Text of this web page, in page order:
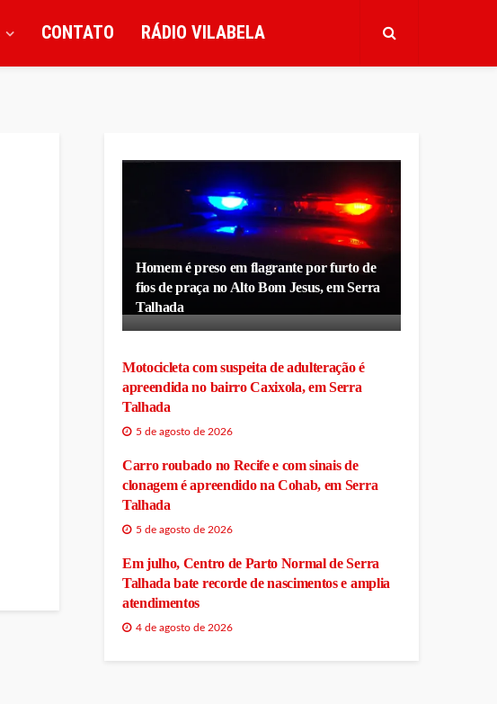
CONTATO RÁDIO VILABELA
Homem é preso em flagrante por furto de
fios de praça no Alto Bom Jesus, em Serra
Talhada
Motocicleta com suspeita de adulteração é
apreendida no bairro Caxixola, em Serra
Talhada
5 de agosto de 2026
Carro roubado no Recife e com sinais de
clonagem é apreendido na Cohab, em Serra
Talhada
5 de agosto de 2026
Em julho, Centro de Parto Normal de Serra
Talhada bate recorde de nascimentos e amplia
atendimentos
4 de agosto de 2026